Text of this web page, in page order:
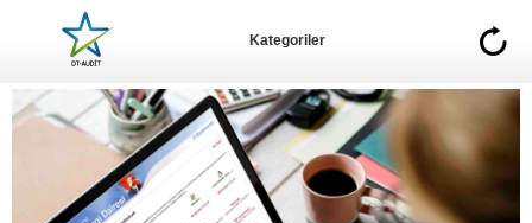
Kategoriler